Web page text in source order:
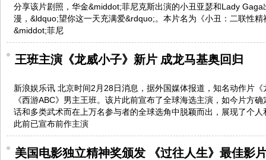
分享该片剧照，华金&middot;菲尼克斯出演的小丑亚瑟和Lady
漫，&ldquo;望你这一天充满爱&rdquo;。本片名为《小丑：二联性
&middot;菲尼
王班主演《龙威小子》新片 成龙马基奥回归
新浪娱乐讯 北京时间2月28日消息，据外国媒体报道，知名动作片
《西游ABC》男主王班。该片此前宣布了全球海选主演，如今片方
话和多类武术而在上万名参与者的全球选角中脱颖而出，展现了个
此前已宣布前作主演
美国电影独立精神奖颁发 《过往人生》最佳影